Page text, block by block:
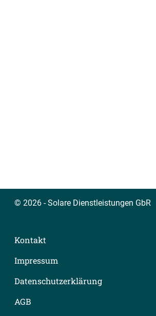
© 2026 - Solare Dienstleistungen GbR
Kontakt
Impressum
Datenschutzerklärung
AGB